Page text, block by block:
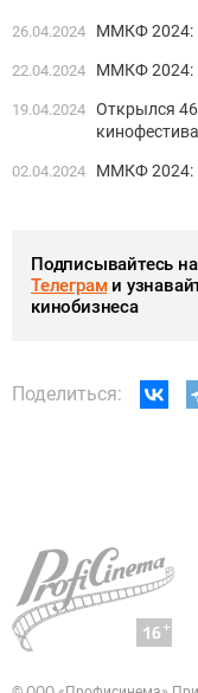
26.04.2024 ММКФ 2024:
22.04.2024 ММКФ 2024:
19.04.2024 Открылся
02.04.2024 ММКФ 2024:
Подписывайтесь
Телеграми
кинобизнеса
Поделиться: